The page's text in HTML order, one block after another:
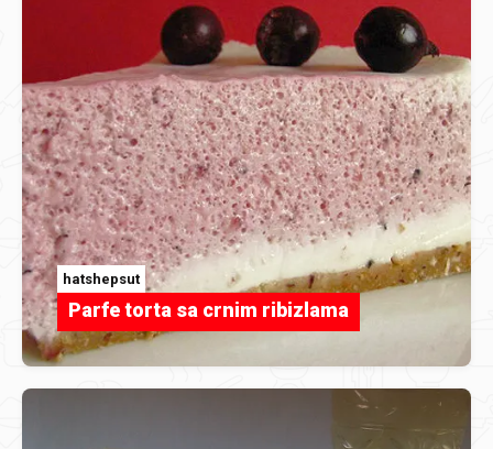
hatshepsut
Parfe torta sa crnim ribizlama